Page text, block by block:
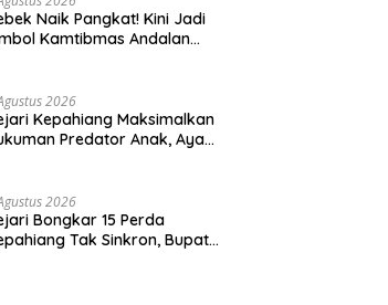
Naik Pangkat! Kini Jadi
Kamtibmas Andalan
2026
Kepahiang Maksimalkan
Predator Anak, Ayah
2026
Bongkar 15 Perda
Tak Sinkron, Bupati: